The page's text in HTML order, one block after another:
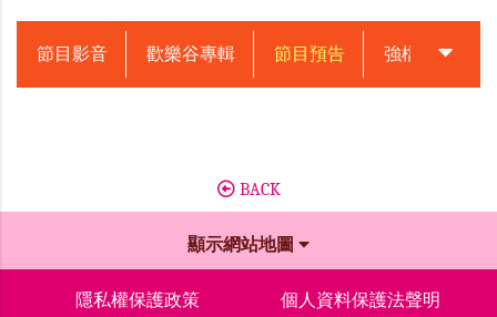
節目影音 歡樂谷專輯 節目預告 強檔動畫預告
BACK
顯示網站地圖
隱私權保護政策
個人資料保護法聲明